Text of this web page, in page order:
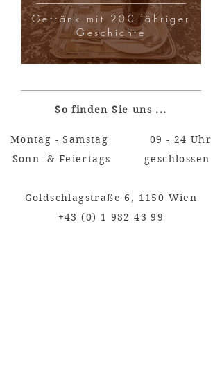
Getränk mit 200-jähriger
Geschichte
So finden Sie uns ...
Montag - Samstag 09 - 24 Uhr
Sonn- & Feiertags geschlossen
Goldschlagstraße 6, 1150 Wien
+43 (0) 1 982 43 99